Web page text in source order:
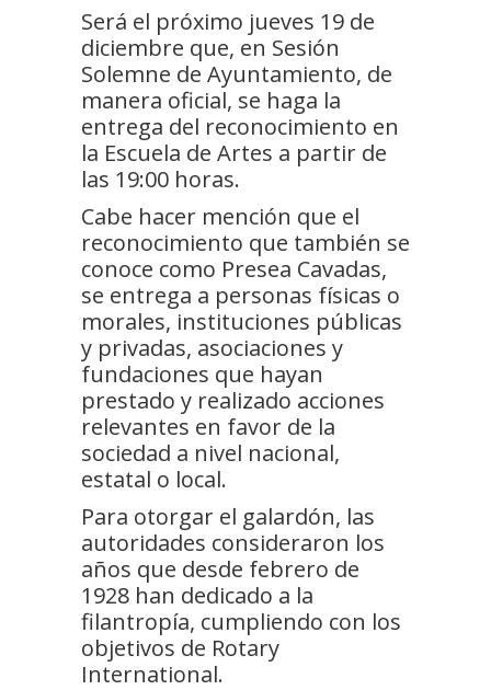
Será el próximo jueves 19 de
diciembre que, en Sesión
Solemne de Ayuntamiento, de
manera oficial, se haga la
entrega del reconocimiento en
la Escuela de Artes a partir de
las 19:00 horas.
Cabe hacer mención que el
reconocimiento que también se
conoce como Presea Cavadas,
se entrega a personas físicas o
morales, instituciones públicas
y privadas, asociaciones y
fundaciones que hayan
prestado y realizado acciones
relevantes en favor de la
sociedad a nivel nacional,
estatal o local.
Para otorgar el galardón, las
autoridades consideraron los
años que desde febrero de
1928 han dedicado a la
filantropía, cumpliendo con los
objetivos de Rotary
International.